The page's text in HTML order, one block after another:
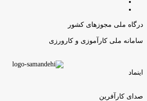
درگاه ملی مجوزهای کشور
سامانه ملی کارآموزی و کارورزی
اینماد
صدای کارآفرین